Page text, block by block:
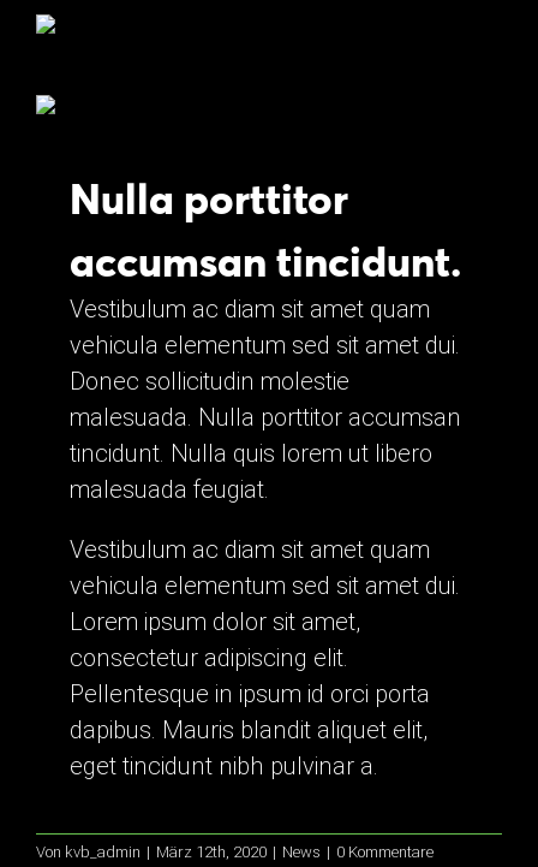
Nulla porttitor
accumsan tincidunt.
Vestibulum ac diam sit amet quam
vehicula elementum sed sit amet dui.
Donec sollicitudin molestie
malesuada. Nulla porttitor accumsan
tincidunt. Nulla quis lorem ut libero
malesuada feugiat.
Vestibulum ac diam sit amet quam
vehicula elementum sed sit amet dui.
Lorem ipsum dolor sit amet,
consectetur adipiscing elit.
Pellentesque in ipsum id orci porta
dapibus. Mauris blandit aliquet elit,
eget tincidunt nibh pulvinar a.
Von kvb_admin | März 12th, 2020 | News | 0 Kommentare